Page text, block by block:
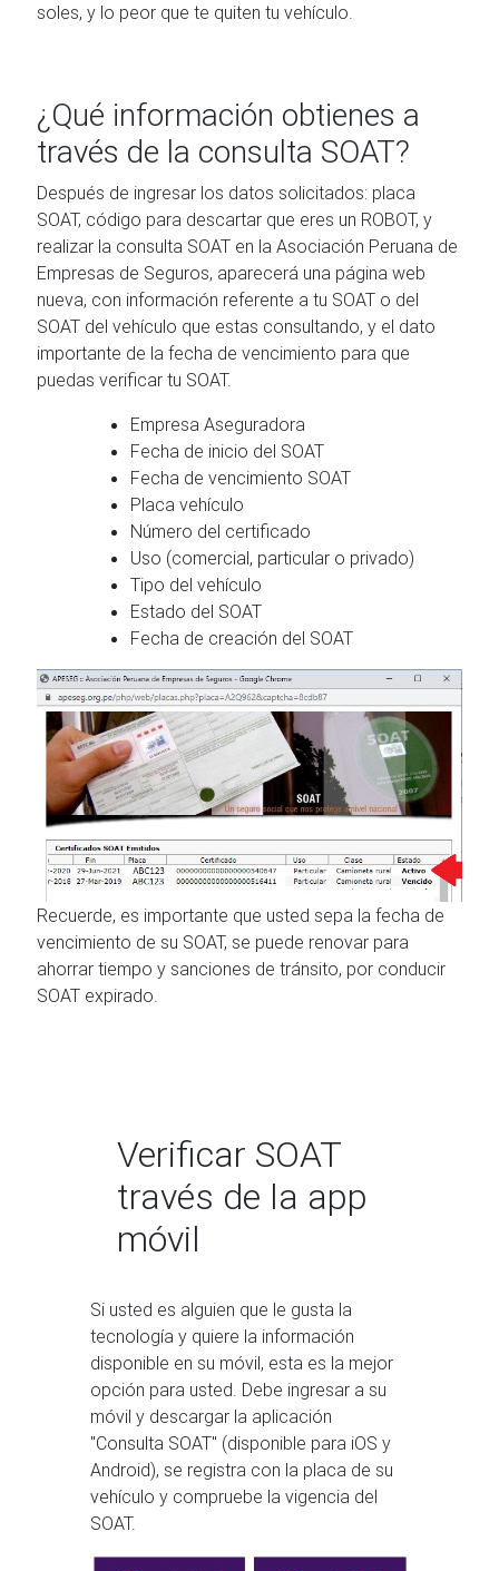
soles, y lo peor que te quiten tu vehículo.
¿Qué información obtienes a
través de la consulta SOAT?
Después de ingresar los datos solicitados: placa
SOAT, código para descartar que eres un ROBOT, y
realizar la consulta SOAT en la Asociación Peruana de
Empresas de Seguros, aparecerá una página web
nueva, con información referente a tu SOAT o del
SOAT del vehículo que estas consultando, y el dato
importante de la fecha de vencimiento para que
puedas verificar tu SOAT.
Empresa Aseguradora
Fecha de inicio del SOAT
Fecha de vencimiento SOAT
Placa vehículo
Número del certificado
Uso (comercial, particular o privado)
Tipo del vehículo
Estado del SOAT
Fecha de creación del SOAT
Recuerde, es importante que usted sepa la fecha de
vencimiento de su SOAT, se puede renovar para
ahorrar tiempo y sanciones de tránsito, por conducir
SOAT expirado.
Verificar SOAT
través de la app
móvil
Si usted es alguien que le gusta la
tecnología y quiere la información
disponible en su móvil, esta es la mejor
opción para usted. Debe ingresar a su
móvil y descargar la aplicación
"Consulta SOAT" (disponible para iOS y
Android), se registra con la placa de su
vehículo y compruebe la vigencia del
SOAT.